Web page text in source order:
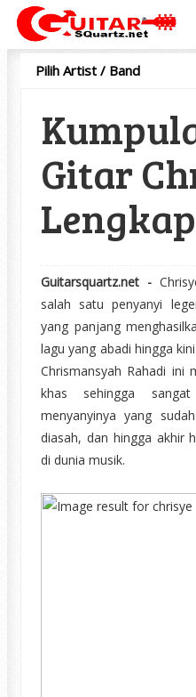
Pilih Artist / Band
Gitar
Lengkap
Guitarsquartz.net -
salah satu penyanyi
yang panjang
lagu yang abadi hingga
Chrismansyah Rahadi ini
khas sehingga
menyanyinya yang
diasah, dan hingga akhir
di dunia musik.